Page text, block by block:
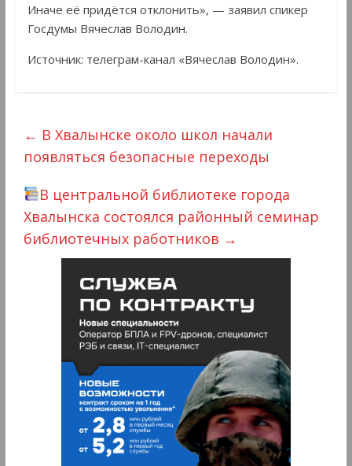
Иначе её придётся отклонить», — заявил спикер
Госдумы Вячеслав Володин.
Источник: телеграм-канал «Вячеслав Володин».
← В Хвалынске около школ начали
появляться безопасные переходы
В центральной библиотеке города
Хвалынска состоялся районный семинар
библиотечных работников →